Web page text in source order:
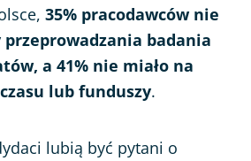
35% pracodawców nie
badania
a 41% nie miało na
lub funduszy.
lubią być pytani o